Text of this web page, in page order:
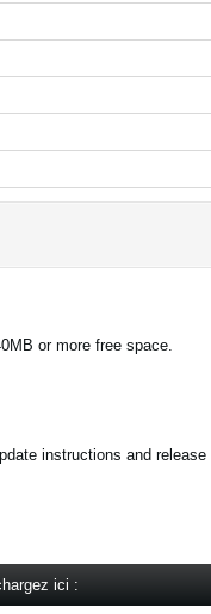
or more free space.
instructions and release
ici :